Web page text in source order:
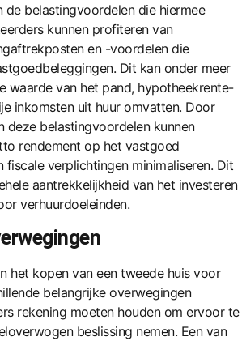
de belastingvoordelen die hiermee
kunnen profiteren van
en -voordelen die
Dit kan onder meer
waarde van het pand, hypotheekrente-
inkomsten uit huur omvatten. Door
deze belastingvoordelen kunnen
rendement op het vastgoed
fiscale verplichtingen minimaliseren. Dit
aantrekkelijkheid van het investeren
verhuurdoeleinden.
het kopen van een tweede huis voor
belangrijke overwegingen
rekening moeten houden om ervoor te
beslissing nemen. Een van